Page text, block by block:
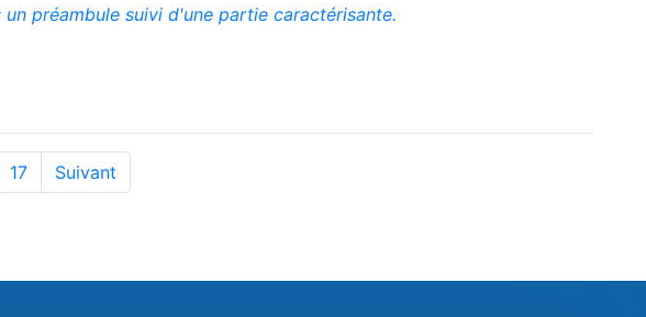
préambule suivi d'une partie caractérisante.
17 Suivant